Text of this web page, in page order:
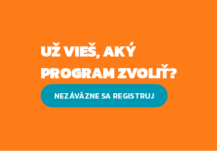
UŽ VIEŠ, AKÝ
PROGRAM ZVOLIŤ?
NEZÁVÄZNE SA REGISTRUJ